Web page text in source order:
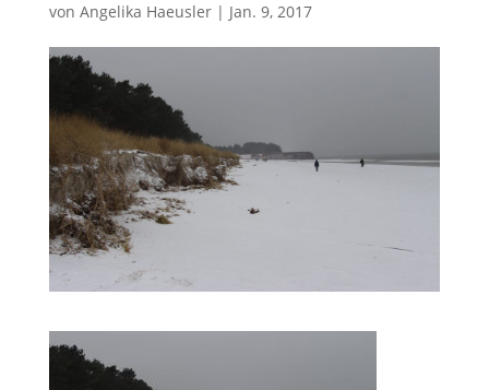
von Angelika Haeusler| Jan. 9, 2017